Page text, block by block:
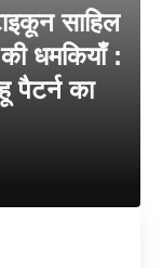
साहिल
धमकियाँ :
पैटर्न का